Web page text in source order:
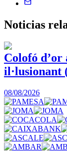
Noticias
Colofó d’or
il·lusionant
08/08/2026